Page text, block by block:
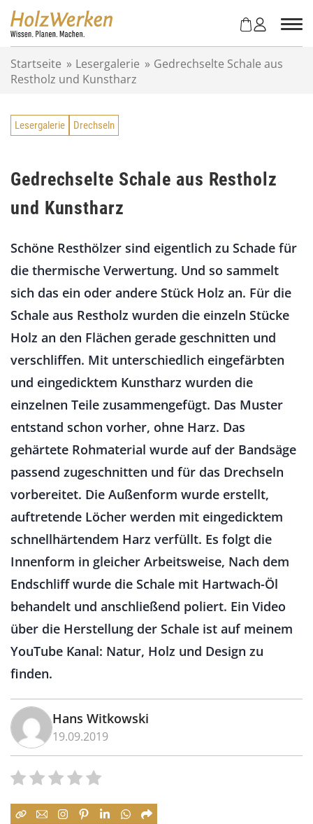
Startseite » Lesergalerie » Gedrechselte Schale aus
Restholz und Kunstharz
Lesergalerie Drechseln
Gedrechselte Schale aus Restholz
und Kunstharz
Schöne Resthölzer sind eigentlich zu Schade für
die thermische Verwertung. Und so sammelt
sich das ein oder andere Stück Holz an. Für die
Schale aus Restholz wurden die einzeln Stücke
Holz an den Flächen gerade geschnitten und
verschliffen. Mit unterschiedlich eingefärbten
und eingedicktem Kunstharz wurden die
einzelnen Teile zusammengefügt. Das Muster
entstand schon vorher, ohne Harz. Das
gehärtete Rohmaterial wurde auf der Bandsäge
passend zugeschnitten und für das Drechseln
vorbereitet. Die Außenform wurde erstellt,
auftretende Löcher werden mit eingedicktem
schnellhärtendem Harz verfüllt. Es folgt die
Innenform in gleicher Arbeitsweise, Nach dem
Endschliff wurde die Schale mit Hartwach-Öl
behandelt und anschließend poliert. Ein Video
über die Herstellung der Schale ist auf meinem
YouTube Kanal: Natur, Holz und Design zu
finden.
Hans Witkowski
19.09.2019